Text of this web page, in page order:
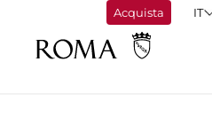
Acquista